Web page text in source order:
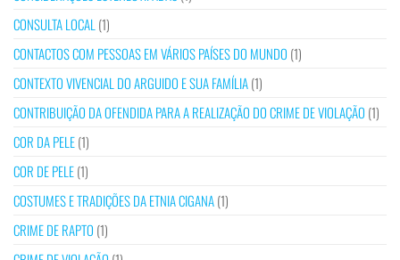
CONSULTA LOCAL (1)
CONTACTOS COM PESSOAS EM VÁRIOS PAÍSES DO MUNDO (1)
CONTEXTO VIVENCIAL DO ARGUIDO E SUA FAMÍLIA(1)
CONTRIBUIÇÃO DA OFENDIDA PARA A REALIZAÇÃO DO CRIME DE VIOLAÇÃO (1)
COR DA PELE(1)
COR DE PELE(1)
COSTUMES E TRADIÇÕES DA ETNIA CIGANA(1)
CRIME DE RAPTO (1)